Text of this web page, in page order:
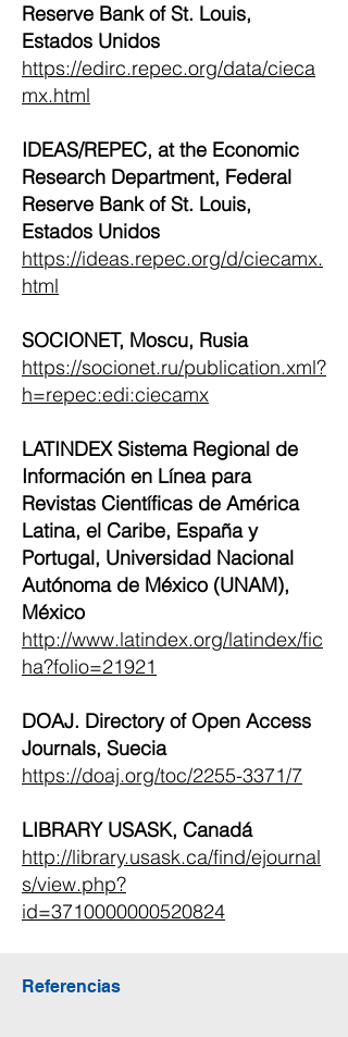
Reserve Bank of St. Louis,
Estados Unidos
https://edirc.repec.org/data/cieca
mx.html
IDEAS/REPEC, at the Economic
Research Department, Federal
Reserve Bank of St. Louis,
Estados Unidos
https://ideas.repec.org/d/ciecamx.
html
SOCIONET, Moscu, Rusia
https://socionet.ru/publication.xml?
h=repec:edi:ciecamx
LATINDEX Sistema Regional de
Información en Línea para
Revistas Científicas de América
Latina, el Caribe, España y
Portugal, Universidad Nacional
Autónoma de México (UNAM),
México
http://www.latindex.org/latindex/fic
ha?folio=21921
DOAJ. Directory of Open Access
Journals, Suecia
https://doaj.org/toc/2255-3371/7
LIBRARY USASK, Canadá
http://library.usask.ca/find/ejournal
s/view.php?
id=3710000000520824
Referencias